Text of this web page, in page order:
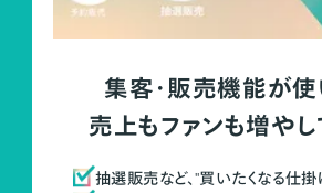
集客・販売機能が
売上もファンも増やし
抽選販売など、"買いたくなる仕掛